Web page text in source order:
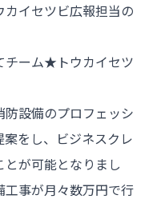
イセツビ広報担当の
チーム★トウカイセツ
設備のプロフェッシ
をし、ビジネスクレ
が可能となりまし
工事が月々数万円で行